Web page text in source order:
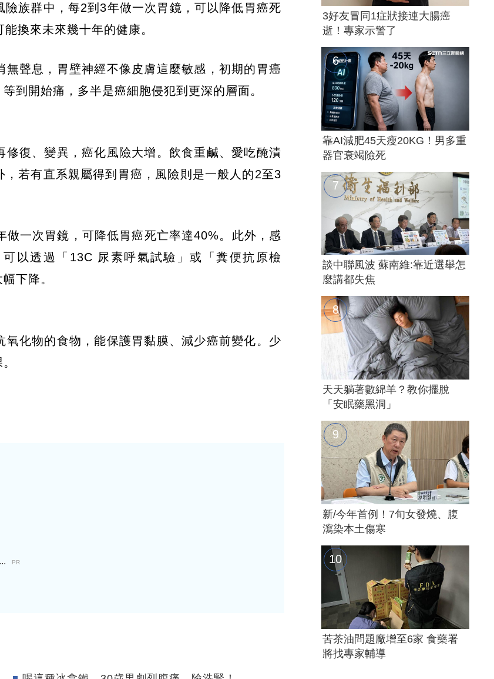
族群中，每2到3年做一次胃鏡，可以降低胃癌死
換來未來幾十年的健康。
聲息，胃壁神經不像皮膚這麼敏感，初期的胃癌
到開始痛，多半是癌細胞侵犯到更深的層面。
復、變異，癌化風險大增。飲食重鹹、愛吃醃漬
若有直系親屬得到胃癌，風險則是一般人的2至3
一次胃鏡，可降低胃癌死亡率達40%。此外，感
以透過「13C 尿素呼氣試驗」或「糞便抗原檢
下降。
化物的食物，能保護胃黏膜、減少癌前變化。少
PR
3好友冒同1症狀接連大腸癌
逝！專家示警了
靠AI減肥45天瘦20KG！男多重
器官衰竭險死
談中聯風波 蘇南維:靠近選舉怎
麼講都失焦
天天躺著數綿羊？教你擺脫
「安眠藥黑洞」
新/今年首例！7旬女發燒、腹
瀉染本土傷寒
苦茶油問題廠增至6家 食藥署
將找專家輔導